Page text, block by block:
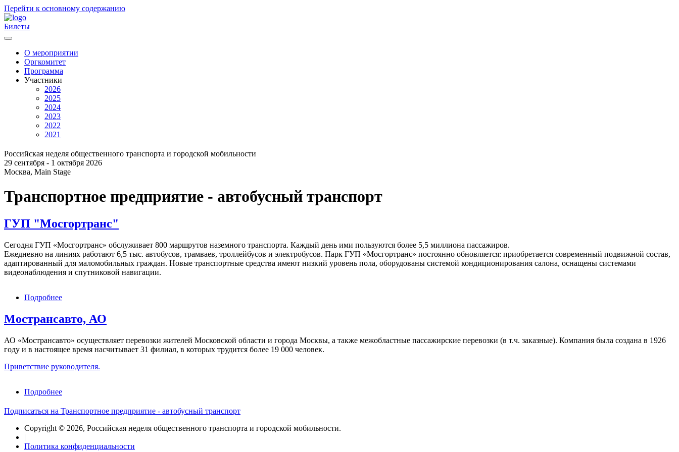
Перейти к основному содержанию
Билеты
Главное
меню
О мероприятии
Оргкомитет
Программа
Участники
2026
2025
2024
2023
2022
2021
Российская неделя общественного транспорта и городской мобильности
29 сентября - 1 октября 2026
Москва, Main Stage
Транспортное предприятие - автобусный транспорт
ГУП "Мосгортранс"
Сегодня ГУП «Мосгортранс» обслуживает 800 маршрутов наземного транспорта. Каждый день ими пользуются более 5,5 миллиона пассажиров.
Ежедневно на линиях работают 6,5 тыс. автобусов, трамваев, троллейбусов и электробусов. Парк ГУП «Мосгортранс» постоянно обновляется: приобретается современный подвижной состав,
адаптированный для маломобильных граждан. Новые транспортные средства имеют низкий уровень пола, оборудованы системой кондиционирования салона, оснащены системами
видеонаблюдения и спутниковой навигации.
Подробнее
"Мосгортранс"
Мострансавто, АО
АО «Мострансавто» осуществляет перевозки жителей Московской области и города Москвы, а также межобластные пассажирские перевозки (в т.ч. заказные). Компания была создана в 1926
году и в настоящее время насчитывает 31 филиал, в которых трудится более 19 000 человек.
Приветствие руководителя.
Подробнее
АО
Подписаться на Транспортное предприятие - автобусный транспорт
Copyright © 2026, Российская неделя общественного транспорта и городской мобильности.
|
Политика конфиденциальности